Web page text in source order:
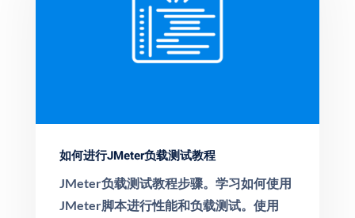
如何进行JMeter负载测试教程
JMeter负载测试教程步骤。学习如何使用
JMeter脚本进行性能和负载测试。使用